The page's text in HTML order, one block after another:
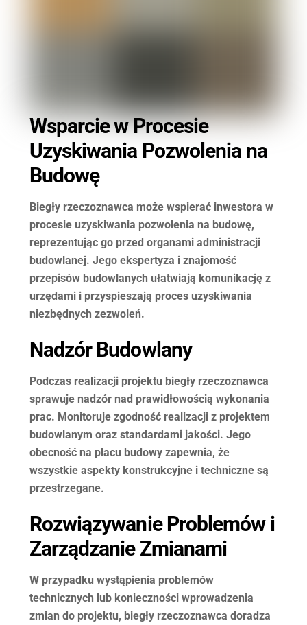
Wsparcie w Procesie
Uzyskiwania Pozwolenia na
Budowę
Biegły rzeczoznawca może wspierać inwestora w
procesie uzyskiwania pozwolenia na budowę,
reprezentując go przed organami administracji
budowlanej. Jego ekspertyza i znajomość
przepisów budowlanych ułatwiają komunikację z
urzędami i przyspieszają proces uzyskiwania
niezbędnych zezwoleń.
Nadzór Budowlany
Podczas realizacji projektu biegły rzeczoznawca
sprawuje nadzór nad prawidłowością wykonania
prac. Monitoruje zgodność realizacji z projektem
budowlanym oraz standardami jakości. Jego
obecność na placu budowy zapewnia, że
wszystkie aspekty konstrukcyjne i techniczne są
przestrzegane.
Rozwiązywanie Problemów i
Zarządzanie Zmianami
W przypadku wystąpienia problemów
technicznych lub konieczności wprowadzenia
zmian do projektu, biegły rzeczoznawca doradza